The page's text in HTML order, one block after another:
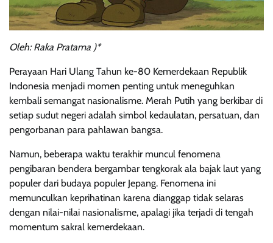
Oleh:Raka Pratama )*
Perayaan Hari Ulang Tahun ke-80 Kemerdekaan Republik
Indonesia menjadi momen penting untuk meneguhkan
kembali semangat nasionalisme. Merah Putih yang berkibar di
setiap sudut negeri adalah simbol kedaulatan, persatuan, dan
pengorbanan para pahlawan bangsa.
Namun, beberapa waktu terakhir muncul fenomena
pengibaran bendera bergambar tengkorak ala bajak laut yang
populer dari budaya populer Jepang. Fenomena ini
memunculkan keprihatinan karena dianggap tidak selaras
dengan nilai-nilai nasionalisme, apalagi jika terjadi di tengah
momentum sakral kemerdekaan.